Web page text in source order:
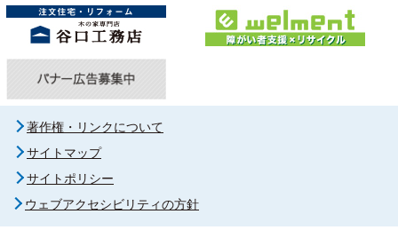
著作権・リンクについて
サイトマップ
サイトポリシー
ウェブアクセシビリティの方針